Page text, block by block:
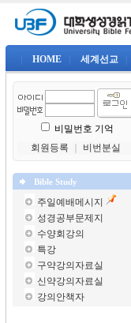
HOME 세계선교
비밀번호 기억
회원등록
비번분실
Bible Study
주일예배메시지
성경공부문제지
수양회강의
특강
구약강의자료실
신약강의자료실
강의안책자